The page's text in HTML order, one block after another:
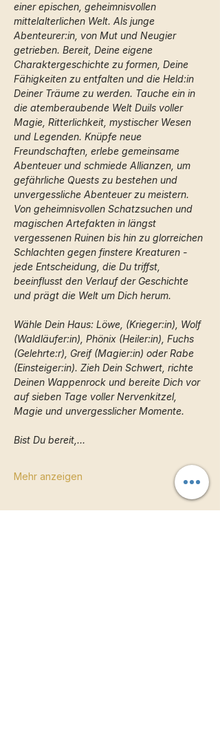
einer epischen, geheimnisvollen
mittelalterlichen Welt. Als junge
Abenteurer:in, von Mut und Neugier
getrieben. Bereit, Deine eigene
Charaktergeschichte zu formen, Deine
Fähigkeiten zu entfalten und die Held:in
Deiner Träume zu werden. Tauche ein in
die atemberaubende Welt Duils voller
Magie, Ritterlichkeit, mystischer Wesen
und Legenden. Knüpfe neue
Freundschaften, erlebe gemeinsame
Abenteuer und schmiede Allianzen, um
gefährliche Quests zu bestehen und
unvergessliche Abenteuer zu meistern.
Von geheimnisvollen Schatzsuchen und
magischen Artefakten in längst
vergessenen Ruinen bis hin zu glorreichen
Schlachten gegen finstere Kreaturen -
jede Entscheidung, die Du triffst,
beeinflusst den Verlauf der Geschichte
und prägt die Welt um Dich herum.
Wähle Dein Haus: Löwe, (Krieger:in), Wolf
(Waldläufer:in), Phönix (Heiler:in), Fuchs
(Gelehrte:r), Greif (Magier:in) oder Rabe
(Einsteiger:in). Zieh Dein Schwert, richte
Deinen Wappenrock und bereite Dich vor
auf sieben Tage voller Nervenkitzel,
Magie und unvergesslicher Momente.
Bist Du bereit,…
Mehr anzeigen